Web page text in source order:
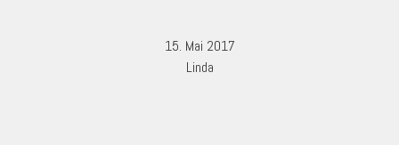
15. Mai 2017
Linda